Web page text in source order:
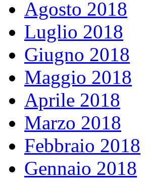
Agosto 2018
Luglio 2018
Giugno 2018
Maggio 2018
Aprile 2018
Marzo 2018
Febbraio 2018
Gennaio 2018